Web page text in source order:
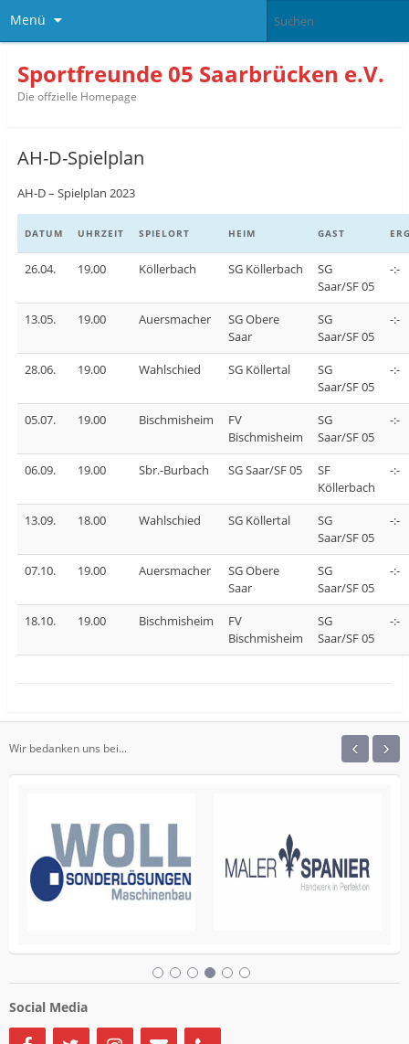
Menü
Sportfreunde 05 Saarbrücken e.V.
Die offzielle Homepage
AH-D-Spielplan
AH-D – Spielplan 2023
DATUM UHRZEIT SPIELORT HEIM GAST
26.04. 19.00 Köllerbach SG Köllerbach
SG
Saar/SF 05
-:-
13.05. 19.00 Auersmacher
SG Obere
Saar
SG
Saar/SF 05
-:-
28.06. 19.00 Wahlschied SG Köllertal
SG
Saar/SF 05
-:-
05.07. 19.00 Bischmisheim
FV
Bischmisheim
SG
Saar/SF 05
-:-
06.09. 19.00 Sbr.-Burbach SG Saar/SF 05
SF
Köllerbach
-:-
13.09. 18.00 Wahlschied SG Köllertal
SG
Saar/SF 05
-:-
07.10. 19.00 Auersmacher
SG Obere
Saar
SG
Saar/SF 05
-:-
18.10. 19.00 Bischmisheim
FV
Bischmisheim
SG
Saar/SF 05
-:-
Wir bedanken uns bei... ‹ ›
Social Media